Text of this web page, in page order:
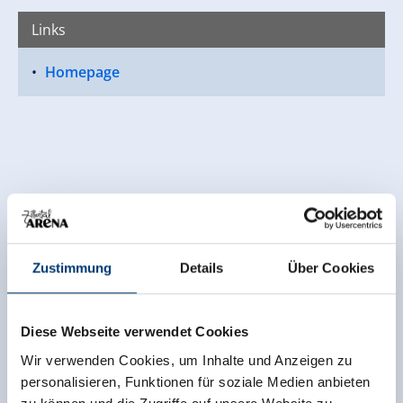
Zustimmung Details Über Cookies
Diese Webseite verwendet Cookies
Wir verwenden Cookies, um Inhalte und Anzeigen zu
personalisieren, Funktionen für soziale Medien anbieten
Link zur Homepage:
https://www.k-i-
g.info/de/infrastrukturgebaeude/seminarraum
Links
Homepage